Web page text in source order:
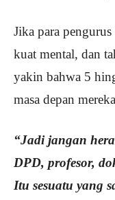
Jika para
kuat mental, dan
yakin bahwa 5
masa depan
“Jadi jangan
DPD, profesor,
Itu sesuatu yang